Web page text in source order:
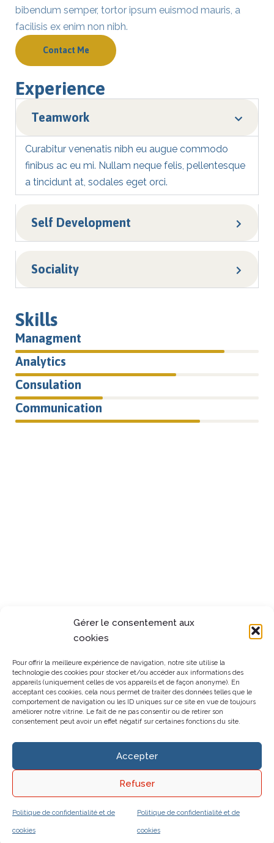
Gérer le consentement aux
cookies
Pour offrir la meilleure expérience de navigation, notre site utilise la
technologie des cookies pour stocker et/ou accéder aux informations des
appareils (uniquement celles de vos appareils et de façon anonyme). En
acceptant ces cookies, cela nous permet de traiter des données telles que le
comportement de navigation ou les ID uniques sur ce site en vue de toujours
améliorer notre vitrine. Le fait de ne pas consentir ou de retirer son
consentement peut avoir un effet négatif sur certaines fonctions du site.
Accepter
Refuser
Politique de confidentialité et de
cookies
Politique de confidentialité et de
cookies
bibendum semper, tortor ipsum euismod mauris, a
facilisis ex enim non nibh.
Contact Me
Experience
Teamwork
Curabitur venenatis nibh eu augue commodo
finibus ac eu mi. Nullam neque felis, pellentesque
a tincidunt at, sodales eget orci.
Self Development
Sociality
Skills
Managment
Analytics
Consulation
Communication